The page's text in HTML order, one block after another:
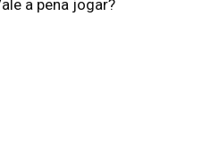
a pena jogar?